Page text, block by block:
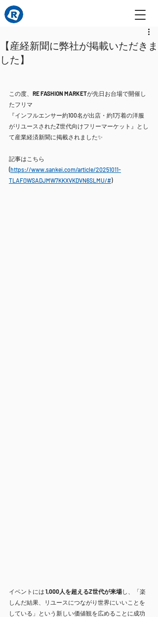
【産経新聞に弊社が掲載いただきま
した】
この度、 RE FASHION MARKETが先日お台場で開催し
たフリマ
『インフルエンサー約100名が出店・約1万着の洋服
がリユースされたZ世代向けフリーマーケット』とし
て産業経済新聞に掲載されました✨
記事はこちら
(https://www.sankei.com/article/20251011-
TLAFQWSADJMW7KKXVKDVN6SLMU/#)
イベントには 1,000人を超えるZ世代が来場し、「楽
しんだ結果、リユースにつながり世界にいいことを
している」という新しい価値観を広めることに成功